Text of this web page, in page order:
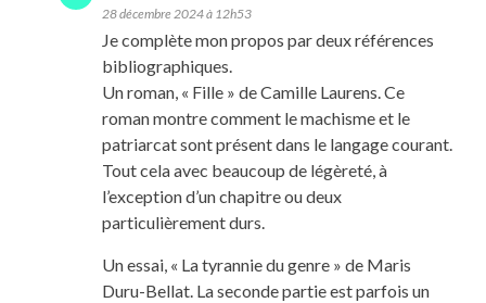
28 décembre 2024 à 12h53
Je complète mon propos par deux références
bibliographiques.
Un roman, « Fille » de Camille Laurens. Ce
roman montre comment le machisme et le
patriarcat sont présent dans le langage courant.
Tout cela avec beaucoup de légèreté, à
l’exception d’un chapitre ou deux
particulièrement durs.
Un essai, « La tyrannie du genre » de Maris
Duru-Bellat. La seconde partie est parfois un